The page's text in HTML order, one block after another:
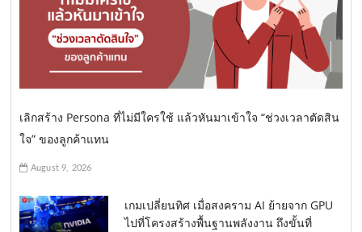
เลิกสร้าง Persona ที่ไม่มีใครใช้ แล้วหันมาเข้าใจ “ช่วงเวลาตัดสิน
ใจ” ของลูกค้าแทน
August 9, 2026
เกมเปลี่ยนทิศ เมื่อสงคราม AI ย้ายจาก GPU
ไปที่โครงสร้างพื้นฐานพลังงาน ถึงขั้นที่